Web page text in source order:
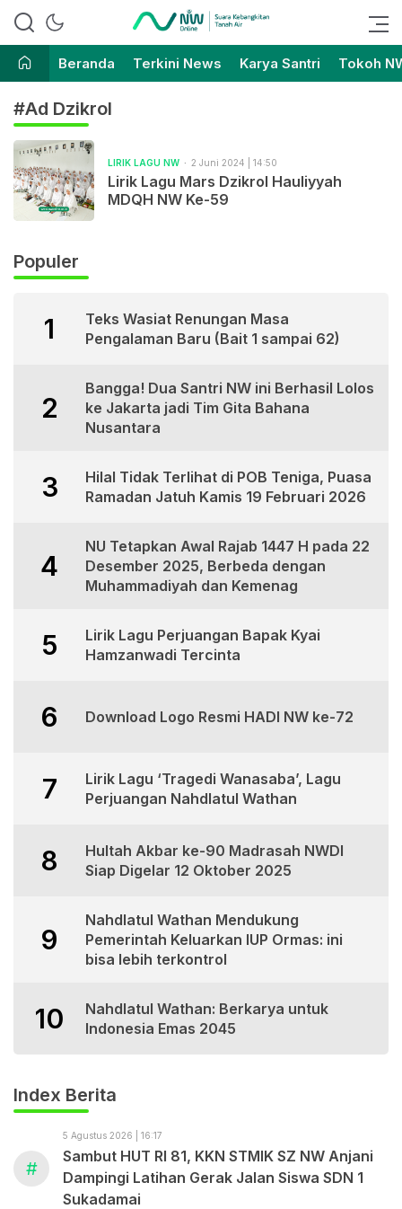
Nahdlatul Wathan Online
Suara Kebangkitan Tanah Air
Beranda
Terkini News Karya Santri Tokoh
#Ad Dzikrol
LIRIK LAGU NW 2 Juni 2024 | 14:50
Lirik Lagu Mars Dzikrol Hauliyyah
MDQH NW Ke-59
Populer
1
Teks Wasiat Renungan Masa
Pengalaman Baru (Bait 1 sampai 62)
2
Bangga! Dua Santri NW ini Berhasil Lolos
ke Jakarta jadi Tim Gita Bahana
Nusantara
3
Hilal Tidak Terlihat di POB Teniga, Puasa
Ramadan Jatuh Kamis 19 Februari 2026
4
NU Tetapkan Awal Rajab 1447 H pada 22
Desember 2025, Berbeda dengan
Muhammadiyah dan Kemenag
5
Lirik Lagu Perjuangan Bapak Kyai
Hamzanwadi Tercinta
6 Download Logo Resmi HADI NW ke-72
7
Lirik Lagu ‘Tragedi Wanasaba’, Lagu
Perjuangan Nahdlatul Wathan
8
Hultah Akbar ke-90 Madrasah NWDI
Siap Digelar 12 Oktober 2025
9
Nahdlatul Wathan Mendukung
Pemerintah Keluarkan IUP Ormas: ini
bisa lebih terkontrol
10
Nahdlatul Wathan: Berkarya untuk
Indonesia Emas 2045
Index Berita
#
5 Agustus 2026 | 16:17
Sambut HUT RI 81, KKN STMIK SZ NW Anjani
Dampingi Latihan Gerak Jalan Siswa SDN 1
Sukadamai